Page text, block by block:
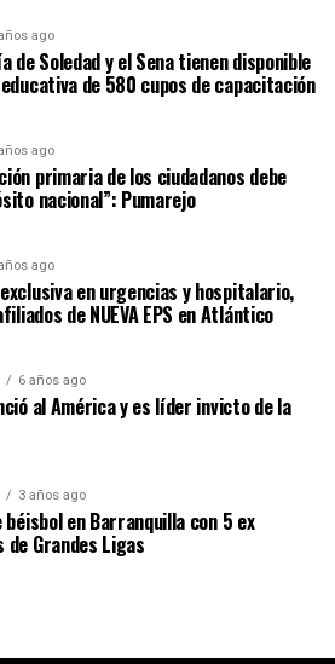
ago
de Soledad y el Sena tienen disponible
de 580 cupos de capacitación
ago
primaria de los ciudadanos debe
nacional”: Pumarejo
ago
en urgencias y hospitalario,
de NUEVA EPS en Atlántico
6 años ago
al América y es líder invicto de la
3 años ago
béisbol en Barranquilla con 5 ex
de Grandes Ligas